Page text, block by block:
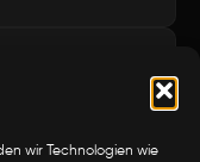
wir Technologien wie